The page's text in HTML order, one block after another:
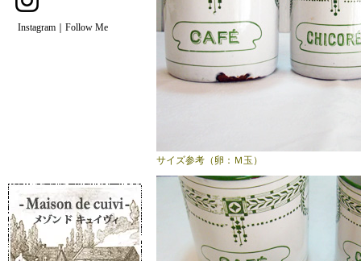
Instagram｜Follow Me
サイズ参考（卵：Ｍ玉）